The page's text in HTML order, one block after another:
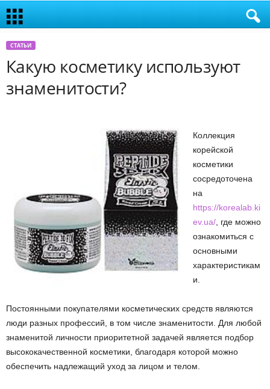
СТАТЬИ
Какую косметику используют
знаменитости?
Коллекция
корейской
косметики
сосредоточена
на
https://korealab.ki
ev.ua/ , где можно
ознакомиться с
основными
характеристикам
и.
Постоянными покупателями косметических средств являются
люди разных профессий, в том числе знаменитости. Для любой
знаменитой личности приоритетной задачей является подбор
высококачественной косметики, благодаря которой можно
обеспечить надлежащий уход за лицом и телом.